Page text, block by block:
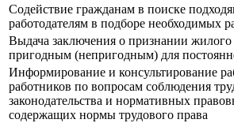
Содействие гражданам в поиске
работодателям в подборе необходимых
Выдача заключения о признании
пригодным (непригодным) для
Информирование и консультирование
работников по вопросам соблюдения
законодательства и нормативных
содержащих нормы трудового права